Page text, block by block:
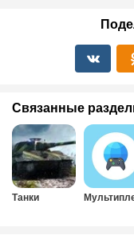
Связанные
Танки